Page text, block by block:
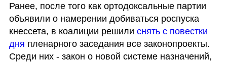
Ранее, после того как ортодоксальные партии
объявили о намерении добиваться роспуска
кнессета, в коалиции решили снять с повестки
дня пленарного заседания все законопроекты.
Среди них - закон о новой системе назначений,